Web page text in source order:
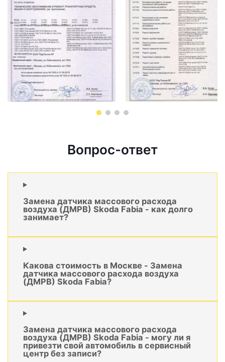
Вопрос-ответ
Замена датчика массового расхода
воздуха (ДМРВ) Skoda Fabia - как долго
занимает?
Какова стоимость в Москве - Замена
датчика массового расхода воздуха
(ДМРВ) Skoda Fabia?
Замена датчика массового расхода
воздуха (ДМРВ) Skoda Fabia - могу ли я
привезти свой автомобиль в сервисный
центр без записи?